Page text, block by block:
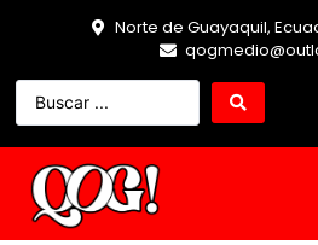
Norte de Guayaquil,